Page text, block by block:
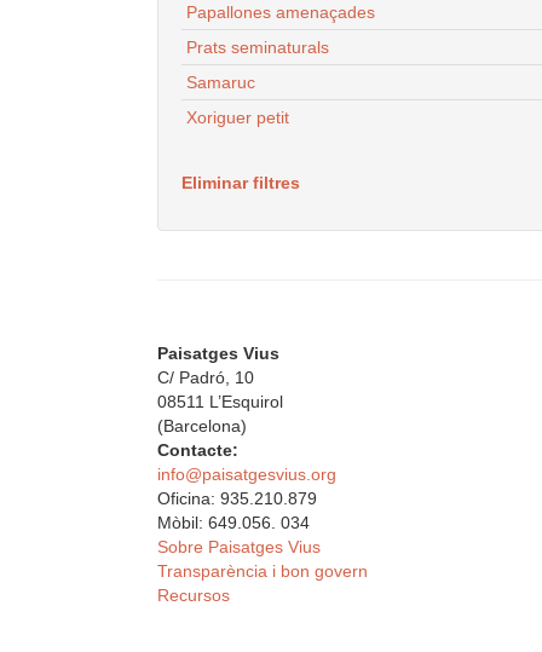
Papallones amenaçades
Prats seminaturals
Samaruc
Xoriguer petit
Eliminar filtres
Paisatges Vius
C/ Padró, 10
08511 L’Esquirol
(Barcelona)
Contacte:
info@paisatgesvius.org
Oficina: 935.210.879
Mòbil: 649.056. 034
Sobre Paisatges Vius
Transparència i bon govern
Recursos